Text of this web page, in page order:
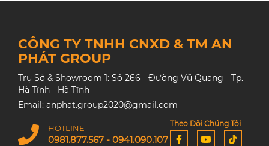
CÔNG TY TNHH CNXD & TM AN
PHÁT GROUP
Trụ Sở & Showroom 1: Số 266 - Đường Vũ Quang - Tp.
Hà Tĩnh - Hà Tĩnh
Email: anphat.group2020@gmail.com
HOTLINE
0981.877.567 - 0941.090.107
Theo Dõi Chúng Tôi